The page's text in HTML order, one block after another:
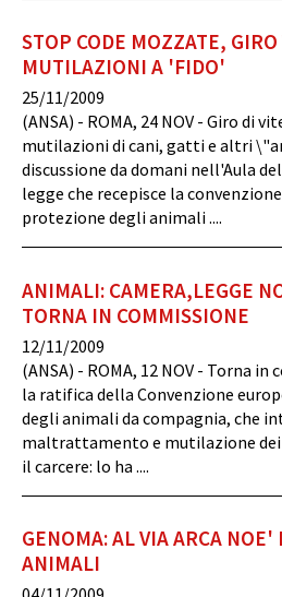
STOP CODE MOZZATE,
MUTILAZIONI A 'FIDO'
25/11/2009
(ANSA) - ROMA, 24 NOV - Giro di
mutilazioni di cani, gatti e altri
discussione da domani nell'Aula
legge che recepisce la
protezione degli animali ....
ANIMALI: CAMERA,LEGGE
TORNA IN COMMISSIONE
12/11/2009
(ANSA) - ROMA, 12 NOV - Torna
la ratifica della Convenzione
degli animali da compagnia, che
maltrattamento e mutilazione dei
il carcere: lo ha ....
GENOMA: AL VIA ARCA
ANIMALI